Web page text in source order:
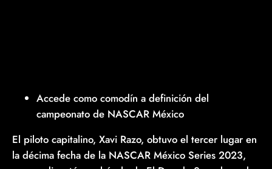
Accede como comodín a definición del
campeonato de NASCAR México
El piloto capitalino, Xavi Razo, obtuvo el tercer lugar en
la décima fecha de la NASCAR México Series 2023,